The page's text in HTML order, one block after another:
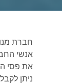
חברת
אנשי
את פסי
ניתן